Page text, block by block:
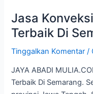
Jasa
Terbaik Di
Tinggalkan Komentar /
JAYA ABADI
Terbaik Di Semarang.